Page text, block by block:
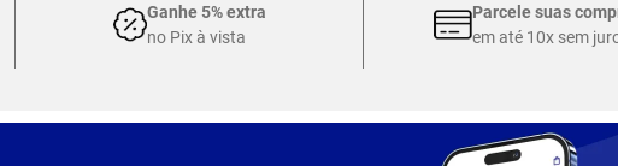
Ganhe 5% extra
no Pix à vista
Parcele suas
em até 10x sem